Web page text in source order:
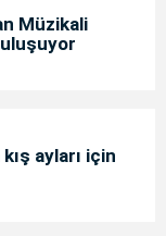
Müzikali
ayları için